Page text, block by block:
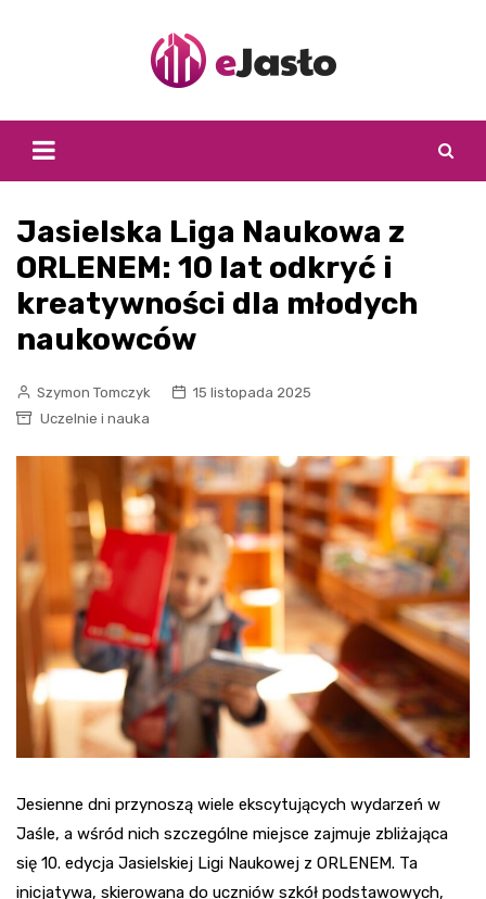
Jasielska Liga Naukowa z
ORLENEM: 10 lat odkryć i
kreatywności dla młodych
naukowców
Szymon Tomczyk
15 listopada 2025
Uczelnie i nauka
Jesienne dni przynoszą wiele ekscytujących wydarzeń w
Jaśle, a wśród nich szczególne miejsce zajmuje zbliżająca
się 10. edycja Jasielskiej Ligi Naukowej z ORLENEM. Ta
inicjatywa, skierowana do uczniów szkół podstawowych,